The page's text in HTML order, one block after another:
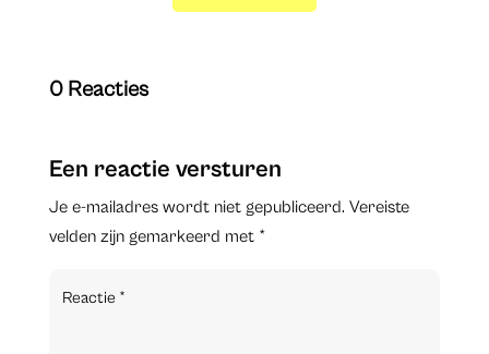
0 Reacties
Een reactie versturen
Je e-mailadres wordt niet gepubliceerd. Vereiste
velden zijn gemarkeerd met *